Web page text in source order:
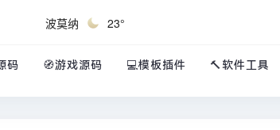
波莫纳 23°
码 🧭游戏源码 💻模板插件 🔨软件工具